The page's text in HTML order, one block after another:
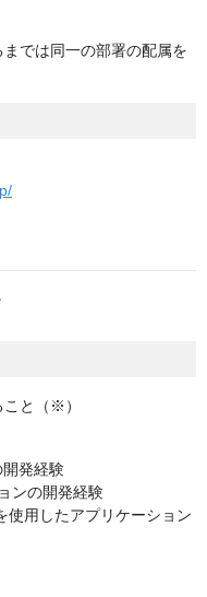
では同一の部署の配属を
と（※）
発経験
ンの開発経験
使用したアプリケーション